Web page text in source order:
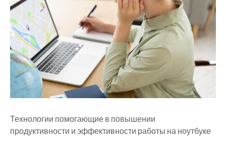
Технологии помогающие в повышении
продуктивности и эффективности работы на ноутбуке